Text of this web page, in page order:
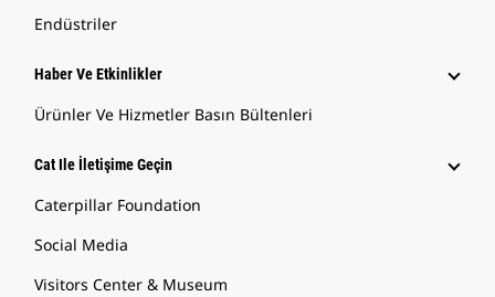
Endüstriler
Haber Ve Etkinlikler
Ürünler Ve Hizmetler Basın Bültenleri
Cat Ile İletişime Geçin
Caterpillar Foundation
Social Media
Visitors Center & Museum